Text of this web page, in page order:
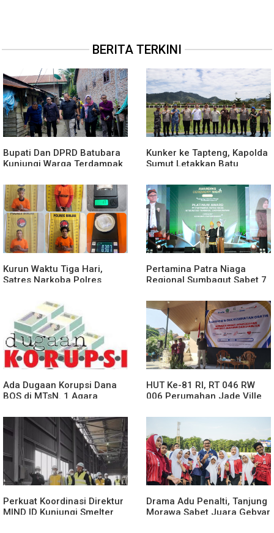
BERITA TERKINI
Bupati Dan DPRD Batubara
Kunjungi Warga Terdampak
Kunker ke Tapteng, Kapolda
Sumut Letakkan Batu
Rusun Polres Tapanuli
Tengah
Kurun Waktu Tiga Hari,
Satres Narkoba Polres
Terduga Bandar Narkoba
Pertamina Patra Niaga
Regional Sumbagut Sabet 7
Komitmen Nyata Kontribusi
untuk Masyarakat
Ada Dugaan Korupsi Dana
BOS di MTsN. 1 Agara
BUNGKAM
HUT Ke-81 RI, RT 046 RW
006 Perumahan Jade Ville
Gelar Talkshow & Cek
Kesehatan Gratis.
Perkuat Koordinasi Direktur
MIND ID Kunjungi Smelter
Drama Adu Penalti, Tanjung
Morawa Sabet Juara Gebyar